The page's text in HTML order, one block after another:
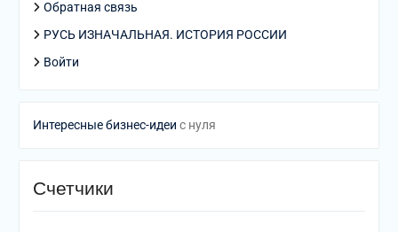
Обратная связь
РУСЬ ИЗНАЧАЛЬНАЯ. ИСТОРИЯ РОССИИ
Войти
Интересные бизнес-идеи с нуля
Счетчики